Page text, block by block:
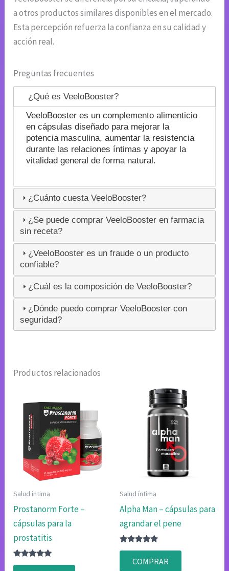
a otros productos similares disponibles en el mercado.
Esta percepción refuerza la confianza en su calidad y
acción real.
Preguntas frecuentes
¿Qué es VeeloBooster?
VeeloBooster es un complemento alimenticio
en cápsulas diseñado para mejorar la
potencia masculina, aumentar la resistencia
durante las relaciones íntimas y apoyar la
vitalidad general de forma natural.
¿Cuánto cuesta VeeloBooster?
¿Se puede comprar VeeloBooster en farmacia
sin receta?
¿VeeloBooster es un fraude o un producto
confiable?
¿Cuál es la composición de VeeloBooster?
¿Dónde puedo comprar VeeloBooster con
seguridad?
Productos relacionados
Salud íntima
Prostanorm Forte –
cápsulas para la
prostatitis
Valorado
Salud íntima
Alpha Man – cápsulas para
agrandar el pene
Valorado
4.80COMPRAR